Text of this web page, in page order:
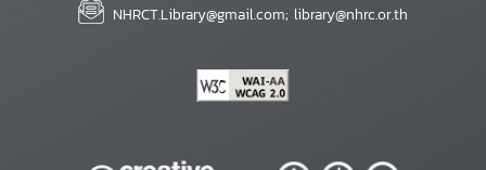
NHRCT.Library@gmail.com; library@nhrc.or.th